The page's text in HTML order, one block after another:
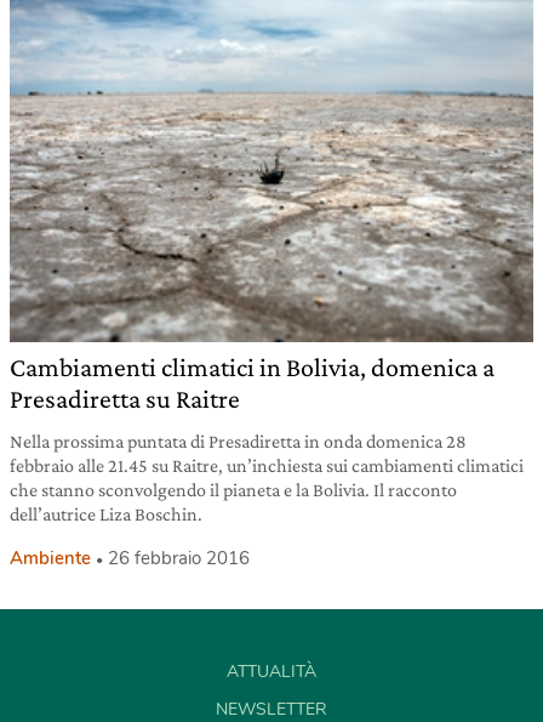
Cambiamenti climatici in Bolivia, domenica a
Presadiretta su Raitre
Nella prossima puntata di Presadiretta in onda domenica 28
febbraio alle 21.45 su Raitre, un’inchiesta sui cambiamenti climatici
che stanno sconvolgendo il pianeta e la Bolivia. Il racconto
dell’autrice Liza Boschin.
Ambiente 26 febbraio 2016
ATTUALITÀ
NEWSLETTER